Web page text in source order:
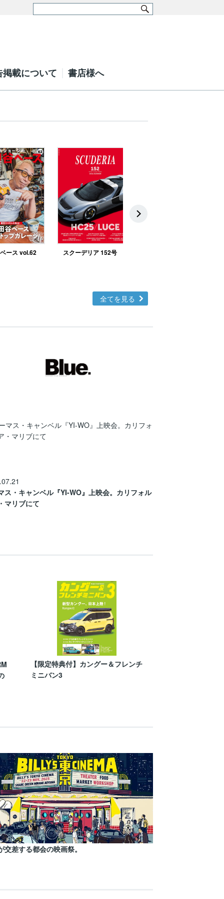
掲載について 書店様へ
ース vol.62 スクーデリア 152号
全てを見る
ス・キャンベル『YI-WO』上映会。カリフォル
マリブにて
【限定特典付】カングー＆フレンチ
ミニバン3
交差する都会の映画祭。